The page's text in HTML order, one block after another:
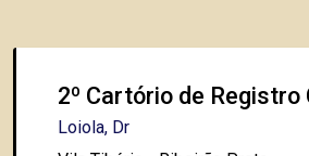
2º Cartório de Registro
Loiola, Dr